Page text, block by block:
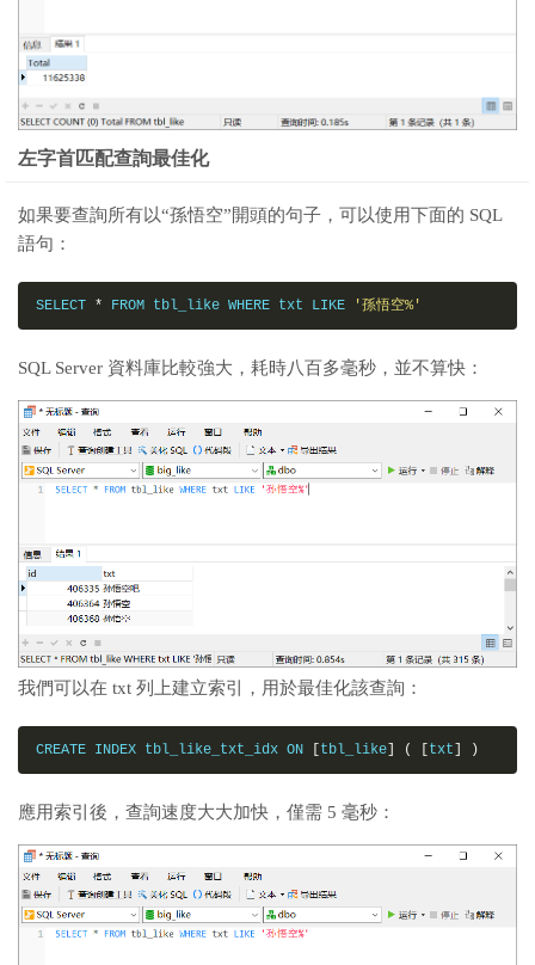
左字首匹配查詢最佳化
如果要查詢所有以“孫悟空”開頭的句子，可以使用下面的 SQL
語句：
SELECT * FROM tbl_like WHERE txt LIKE '孫悟空%'
SQL Server 資料庫比較強大，耗時八百多毫秒，並不算快：
我們可以在 txt 列上建立索引，用於最佳化該查詢：
CREATE INDEX tbl_like_txt_idx ON tbl_like ( txt )
應用索引後，查詢速度大大加快，僅需 5 毫秒：